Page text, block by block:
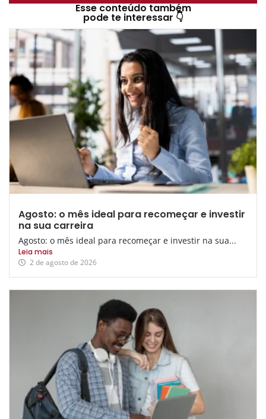
Esse conteúdo também
pode te interessar 👇
Agosto: o mês ideal para recomeçar e investir
na sua carreira
Agosto: o mês ideal para recomeçar e investir na sua...
Leia mais
2 de agosto de 2026